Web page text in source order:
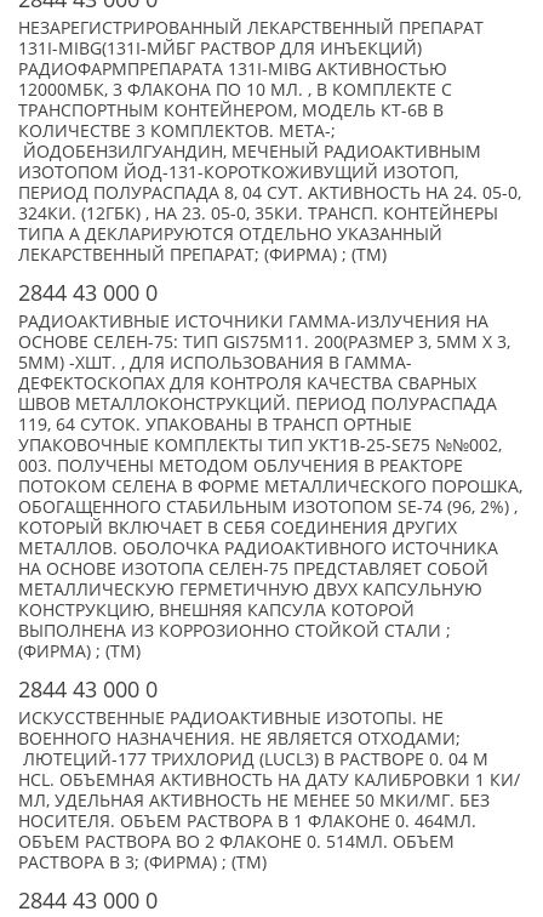
НЕЗАРЕГИСТРИРОВАННЫЙ ЛЕКАРСТВЕННЫЙ ПРЕПАРАТ
131I-MIBG(131I-МЙБГ РАСТВОР ДЛЯ ИНЪЕКЦИЙ)
РАДИОФАРМПРЕПАРАТА 131I-MIBG АКТИВНОСТЬЮ
12000МБК, 3 ФЛАКОНА ПО 10 МЛ. , В КОМПЛЕКТЕ С
ТРАНСПОРТНЫМ КОНТЕЙНЕРОМ, МОДЕЛЬ КТ-6В В
КОЛИЧЕСТВЕ 3 КОМПЛЕКТОВ. МЕТА-;
ЙОДОБЕНЗИЛГУАНДИН, МЕЧЕНЫЙ РАДИОАКТИВНЫМ
ИЗОТОПОМ ЙОД-131-КОРОТКОЖИВУЩИЙ ИЗОТОП,
ПЕРИОД ПОЛУРАСПАДА 8, 04 СУТ. АКТИВНОСТЬ НА 24. 05-0,
324КИ. (12ГБК) , НА 23. 05-0, 35КИ. ТРАНСП. КОНТЕЙНЕРЫ
ТИПА А ДЕКЛАРИРУЮТСЯ ОТДЕЛЬНО УКАЗАННЫЙ
ЛЕКАРСТВЕННЫЙ ПРЕПАРАТ; (ФИРМА) ; (TM)
2844 43 000 0
РАДИОАКТИВНЫЕ ИСТОЧНИКИ ГАММА-ИЗЛУЧЕНИЯ НА
ОСНОВЕ СЕЛЕН-75: ТИП GIS75M11. 200(РАЗМЕР 3, 5ММ Х 3,
5ММ) -XШТ. , ДЛЯ ИСПОЛЬЗОВАНИЯ В ГАММА-
ДЕФЕКТОСКОПАХ ДЛЯ КОНТРОЛЯ КАЧЕСТВА СВАРНЫХ
ШВОВ МЕТАЛЛОКОНСТРУКЦИЙ. ПЕРИОД ПОЛУРАСПАДА
119, 64 СУТОК. УПАКОВАНЫ В ТРАНСП ОРТНЫЕ
УПАКОВОЧНЫЕ КОМПЛЕКТЫ ТИП УКТ1В-25-SE75 №№002,
003. ПОЛУЧЕНЫ МЕТОДОМ ОБЛУЧЕНИЯ В РЕАКТОРЕ
ПОТОКОМ СЕЛЕНА В ФОРМЕ МЕТАЛЛИЧЕСКОГО ПОРОШКА,
ОБОГАЩЕННОГО СТАБИЛЬНЫМ ИЗОТОПОМ SE-74 (96, 2%) ,
КОТОРЫЙ ВКЛЮЧАЕТ В СЕБЯ СОЕДИНЕНИЯ ДРУГИХ
МЕТАЛЛОВ. ОБОЛОЧКА РАДИОАКТИВНОГО ИСТОЧНИКА
НА ОСНОВЕ ИЗОТОПА СЕЛЕН-75 ПРЕДСТАВЛЯЕТ СОБОЙ
МЕТАЛЛИЧЕСКУЮ ГЕРМЕТИЧНУЮ ДВУХ КАПСУЛЬНУЮ
КОНСТРУКЦИЮ, ВНЕШНЯЯ КАПСУЛА КОТОРОЙ
ВЫПОЛНЕНА ИЗ КОРРОЗИОННО СТОЙКОЙ СТАЛИ ;
(ФИРМА) ; (TM)
2844 43 000 0
ИСКУССТВЕННЫЕ РАДИОАКТИВНЫЕ ИЗОТОПЫ. НЕ
ВОЕННОГО НАЗНАЧЕНИЯ. НЕ ЯВЛЯЕТСЯ ОТХОДАМИ;
ЛЮТЕЦИЙ-177 ТРИХЛОРИД (LUCL3) В РАСТВОРЕ 0. 04 M
HCL. ОБЪЕМНАЯ АКТИВНОСТЬ НА ДАТУ КАЛИБРОВКИ 1 КИ/
МЛ, УДЕЛЬНАЯ АКТИВНОСТЬ НЕ МЕНЕЕ 50 МКИ/МГ. БЕЗ
НОСИТЕЛЯ. ОБЪЕМ РАСТВОРА В 1 ФЛАКОНЕ 0. 464МЛ.
ОБЪЕМ РАСТВОРА ВО 2 ФЛАКОНЕ 0. 514МЛ. ОБЪЕМ
РАСТВОРА В 3; (ФИРМА) ; (TM)
2844 43 000 0